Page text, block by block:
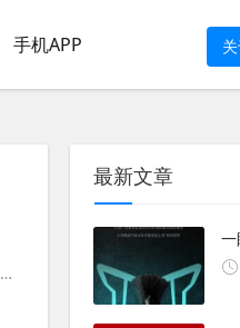
手机APP
车主大会 #印第安车主
最新文章